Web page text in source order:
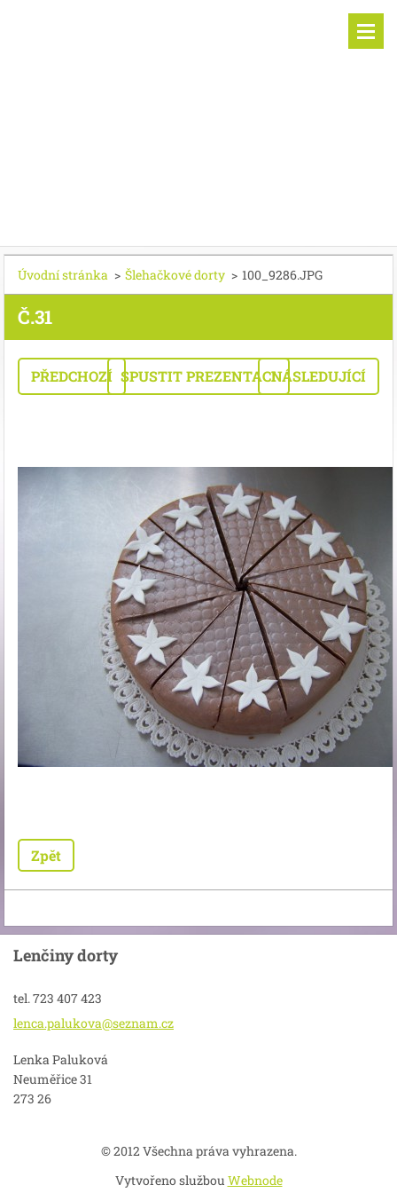
Úvodní stránka > Šlehačkové dorty > 100_9286.JPG
Č.31
PŘEDCHOZÍ SPUSTIT PREZENTACINÁSLEDUJÍCÍ
Zpět
Lenčiny dorty
tel. 723 407 423
lenca.palukova@seznam.cz
Lenka Paluková
Neuměřice 31
273 26
© 2012 Všechna práva vyhrazena.
Vytvořeno službou Webnode